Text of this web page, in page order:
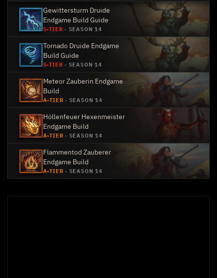
Gewittersturm Druide
Endgame Build Guide
S-TIER · SEASON 14
Tornado Druide Endgame
Build Guide
S-TIER · SEASON 14
Meteor Zauberin Endgame
Build
A-TIER · SEASON 14
Höllenfeuer Hexenmeister
Endgame Build
A-TIER · SEASON 14
Flammentod Zauberer
Endgame Build
A-TIER · SEASON 14